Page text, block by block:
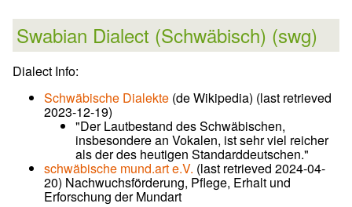
Swabian Dialect (Schwäbisch) (swg)
Dialect Info:
Schwäbische Dialekte (de Wikipedia) (last retrieved
2023-12-19)
"Der Lautbestand des Schwäbischen,
insbesondere an Vokalen, ist sehr viel reicher
als der des heutigen Standarddeutschen."
schwäbische mund.art e.V. (last retrieved 2024-04-
20) Nachwuchsförderung, Pflege, Erhalt und
Erforschung der Mundart